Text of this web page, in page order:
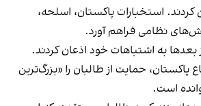
کردند. استخبارات پاکستان، اسلحه،
نظامی فراهم آورد.
بعدها به اشتباهات خود اذعان کردند.
پاکستان، حمایت از طالبان را «بزرگ‌ترین
است.